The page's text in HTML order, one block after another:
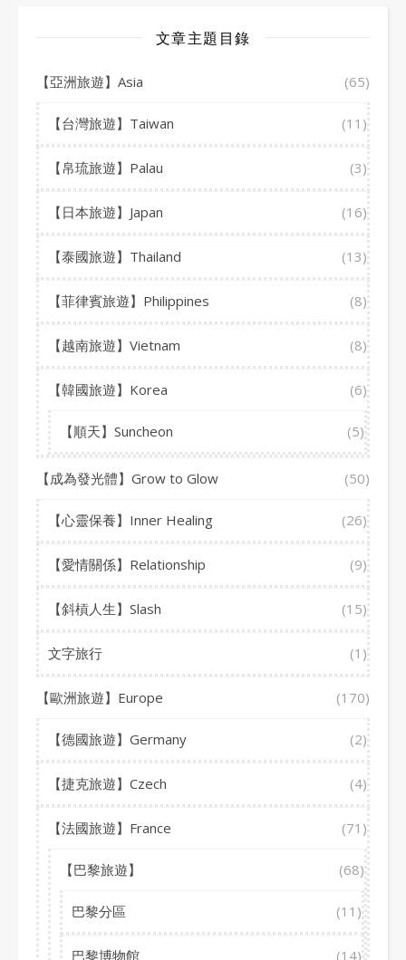
文章主題目錄
【亞洲旅遊】Asia (65)
【台灣旅遊】Taiwan (11)
【帛琉旅遊】Palau (3)
【日本旅遊】Japan (16)
【泰國旅遊】Thailand (13)
【菲律賓旅遊】Philippines (8)
【越南旅遊】Vietnam (8)
【韓國旅遊】Korea (6)
【順天】Suncheon (5)
【成為發光體】Grow to Glow (50)
【心靈保養】Inner Healing (26)
【愛情關係】Relationship (9)
【斜槓人生】Slash (15)
文字旅行 (1)
【歐洲旅遊】Europe (170)
【德國旅遊】Germany (2)
【捷克旅遊】Czech (4)
【法國旅遊】France (71)
【巴黎旅遊】 (68)
巴黎分區 (11)
巴黎博物館 (14)